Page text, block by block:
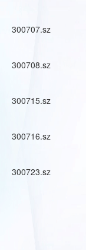
300707.sz
300708.sz
300715.sz
300716.sz
300723.sz